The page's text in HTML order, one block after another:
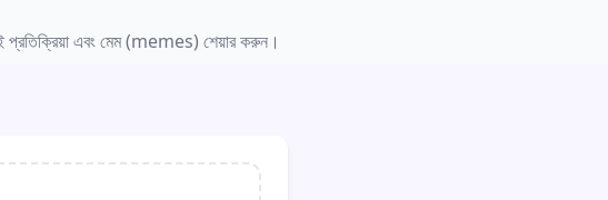
প্রতিক্রিয়া এবং মেম (memes) শেয়ার করুন।